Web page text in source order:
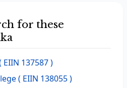
for these
EIIN 137587 )
( EIIN 138055 )